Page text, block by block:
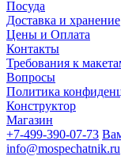
Посуда
Доставка и хранение
Цены и Оплата
Контакты
Требования к
Вопросы
Политика
Конструктор
Магазин
+7-499-390-07-73
info@mospechatnik.ru